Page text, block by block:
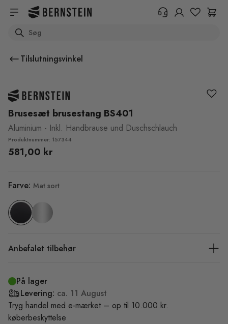
Skip to main content
Search
Tilslutningsvinkel
Brusesæt brusestang BS401
Aluminium - Inkl. Handbrause und Duschschlauch
Produktnummer: 157344
581,00 kr
Farve: Mat sort
Anbefalet tilbehør
På lager
Levering: ca. 11 August
Tryg handel med e-mærket – op til 10.000 kr.
køberbeskyttelse